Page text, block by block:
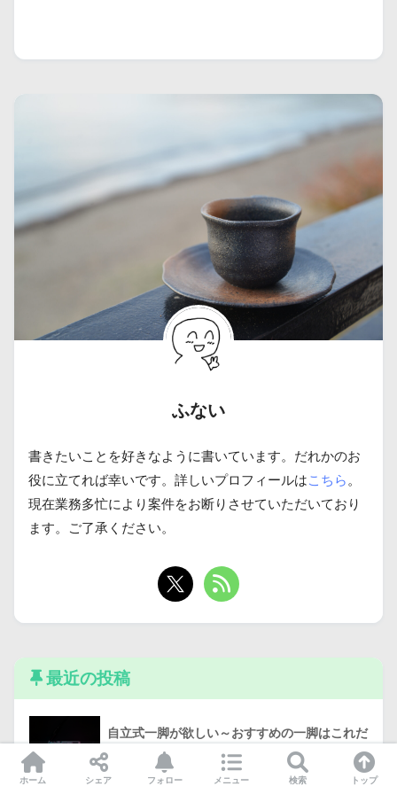
ふない
書きたいことを好きなように書いています。だれかのお
役に立てれば幸いです。詳しいプロフィールはこちら 。
現在業務多忙により案件をお断りさせていただいており
ます。ご了承ください。
最近の投稿
自立式一脚が欲しい～おすすめの一脚はこれだ
っ！！～
2025年4月4日
ホーム シェア フォロー メニュー 検索 トップ